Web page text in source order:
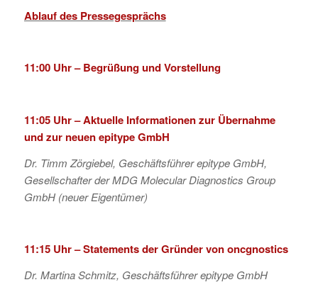
Ablauf des Pressegesprächs
11:00 Uhr – Begrüßung und Vorstellung
11:05 Uhr – Aktuelle Informationen zur Übernahme
und zur neuen epitype GmbH
Dr. Timm Zörgiebel, Geschäftsführer epitype GmbH,
Gesellschafter der MDG Molecular Diagnostics Group
GmbH (neuer Eigentümer)
11:15 Uhr – Statements der Gründer von oncgnostics
Dr. Martina Schmitz, Geschäftsführer epitype GmbH